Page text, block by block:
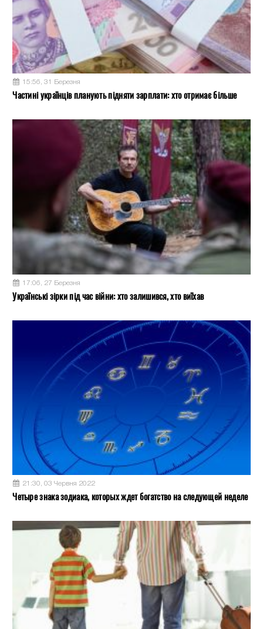
15:56, 31 Березня
Частині українців планують підняти зарплати: хто отримає більше
17:06, 27 Березня
Українські зірки під час війни: хто залишився, хто виїхав
21:30, 03 Червня 2022
Четыре знака зодиака, которых ждет богатство на следующей неделе